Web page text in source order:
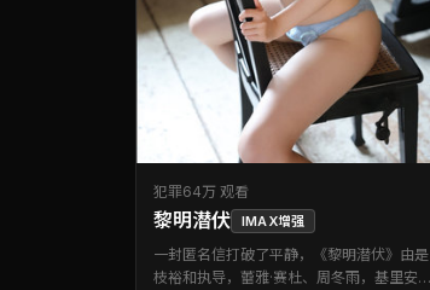
犯罪64万 观看
黎明潜伏 IMAX增强
一封匿名信打破了平静，《黎明潜伏》由是
枝裕和执导，蕾雅·赛杜、周冬雨，基里安·